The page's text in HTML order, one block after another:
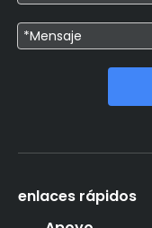
enlaces rápidos